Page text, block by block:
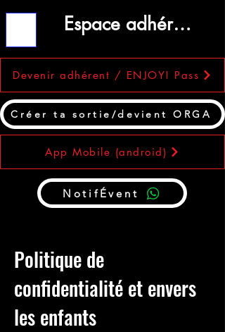
Devenir adhérent / ENJOY! Pass
Créer ta sortie/devient ORGA
Espace adhérent
NotifÉvent
App Mobile (android)
Politique de
confidentialité et envers
les enfants